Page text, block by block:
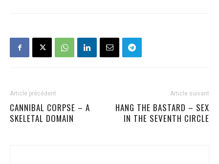
Article précédent
CANNIBAL CORPSE – A
SKELETAL DOMAIN
Article suivant
HANG THE BASTARD – SEX
IN THE SEVENTH CIRCLE